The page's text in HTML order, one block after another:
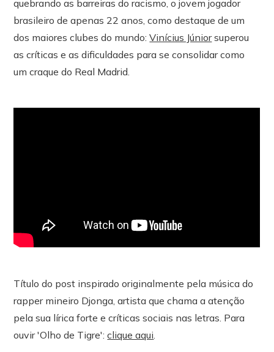
quebrando as barreiras do racismo, o jovem jogador
brasileiro de apenas 22 anos, como destaque de um
dos maiores clubes do mundo:Vinícius Júniorsuperou
as críticas e as dificuldades para se consolidar como
um craque do Real Madrid.
Título do post inspirado originalmente pela música do
rapper mineiro Djonga, artista que chama a atenção
pela sua lírica forte e críticas sociais nas letras. Para
ouvir 'Olho de Tigre':clique aqui.